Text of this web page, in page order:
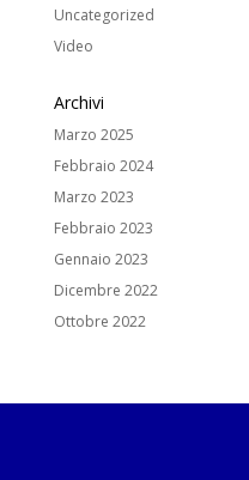
Uncategorized
Video
Archivi
Marzo 2025
Febbraio 2024
Marzo 2023
Febbraio 2023
Gennaio 2023
Dicembre 2022
Ottobre 2022